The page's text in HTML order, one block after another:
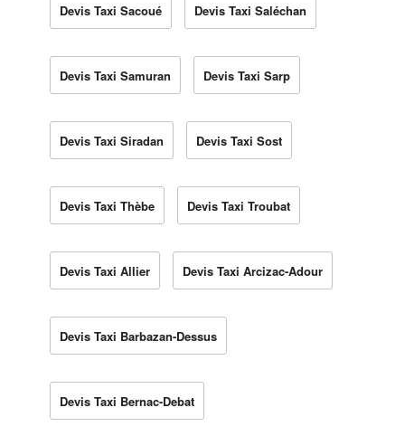
Devis Taxi Sacoué Devis Taxi Saléchan
Devis Taxi Samuran Devis Taxi Sarp
Devis Taxi Siradan Devis Taxi Sost
Devis Taxi Thèbe Devis Taxi Troubat
Devis Taxi Allier Devis Taxi Arcizac-Adour
Devis Taxi Barbazan-Dessus
Devis Taxi Bernac-Debat